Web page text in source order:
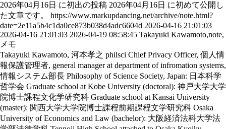
2026年04月16日 に初出の投稿 2026年04月16日 に初めて公開し
た文章です。
https://www.markupdancing.net/archive/note.html?
date=2e11a5b4c1da0ce873b038d4adc6604d 2026-04-16 21:01:03
2026-04-16 21:01:03 2026-04-19 08:58:45 Takayuki Kawamoto,note,
メモ
Takayuki Kawamoto, 河本孝之 philsci Chief Privacy Officer, 個人情
報保護管理者, general manager at department of infromation systems,
情報システム部長 Philosophy of Science Society, Japan: 日本科学
哲学会 Graduate school at Kobe University (doctoral): 神戸大学大学
院博士課程文化学研究科 Graduate school at Kansai University
(master): 関西大学大学院博士課程前期課程文学研究科 Osaka
University of Economics and Law (bachelor): 大阪経済法科大学法